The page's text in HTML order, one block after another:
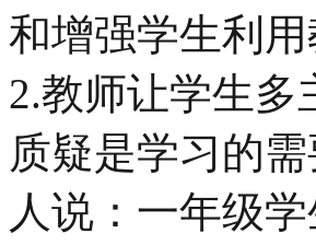
和增强学生利
2.教师让学生多
质疑是学习的
人说：一年级